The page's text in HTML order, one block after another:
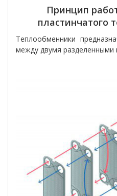
Принцип
пластинчатого
Теплообменники
между двумя разделенными